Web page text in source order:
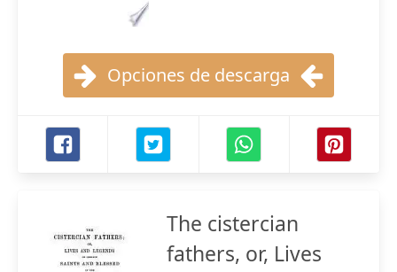
Opciones de descarga
The cistercian
fathers, or, Lives